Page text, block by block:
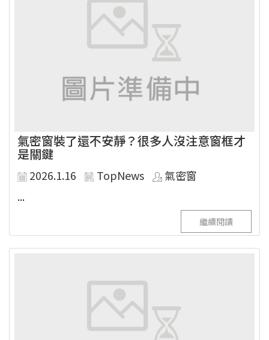
氣密窗裝了還不安靜？很多人沒注意窗框才
是關鍵
2026.1.16 TopNews
氣密窗
...
繼續閱讀